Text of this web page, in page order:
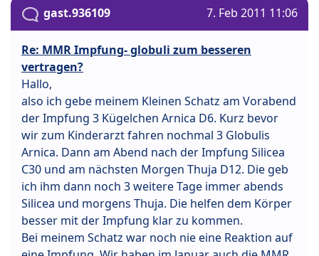
gast.936109 7. Feb 2011 11:06
Re: MMR Impfung- globuli zum besseren
vertragen?
Hallo,
also ich gebe meinem Kleinen Schatz am Vorabend
der Impfung 3 Kügelchen Arnica D6. Kurz bevor
wir zum Kinderarzt fahren nochmal 3 Globulis
Arnica. Dann am Abend nach der Impfung Silicea
C30 und am nächsten Morgen Thuja D12. Die geb
ich ihm dann noch 3 weitere Tage immer abends
Silicea und morgens Thuja. Die helfen dem Körper
besser mit der Impfung klar zu kommen.
Bei meinem Schatz war noch nie eine Reaktion auf